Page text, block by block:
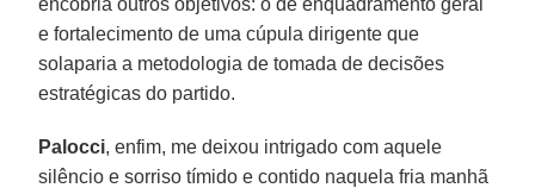
e fortalecimento de uma cúpula dirigente que
solaparia a metodologia de tomada de decisões
estratégicas do partido.
Palocci, enfim, me deixou intrigado com aquele
silêncio e sorriso tímido e contido naquela fria manhã